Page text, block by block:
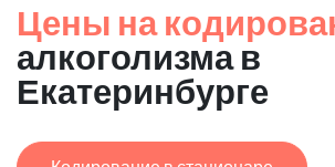
Цены на
алкоголизма в
Екатеринбурге